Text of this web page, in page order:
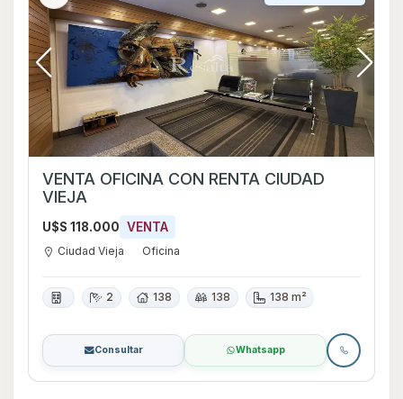
VENTA OFICINA CON RENTA CIUDAD
VIEJA
U$S 118.000 VENTA
Ciudad Vieja Oficina
2 138 138 138 m²
Consultar Whatsapp